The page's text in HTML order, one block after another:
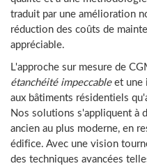
traduit par une amélioration
réduction des coûts de
appréciable.
L'approche sur mesure de
étanchéité impeccableet une
aux bâtiments résidentiels
Nos solutions s'appliquent à
ancien au plus moderne, en
édifice. Avec une vision
des techniques avancées